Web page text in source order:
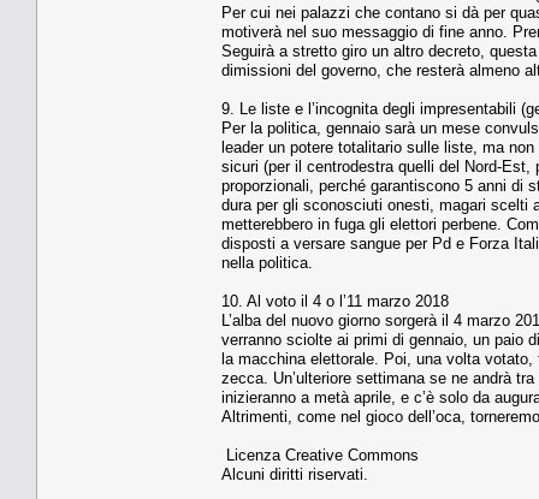
Per cui nei palazzi che contano si dà per
motiverà nel suo messaggio di fine anno.
Seguirà a stretto giro un altro decreto,
dimissioni del governo, che resterà almeno
9. Le liste e l’incognita degli impresentabili
Per la politica, gennaio sarà un mese
leader un potere totalitario sulle liste, ma
sicuri (per il centrodestra quelli del Nord-Est,
proporzionali, perché garantiscono 5 anni di
dura per gli sconosciuti onesti, magari scelti
metterebbero in fuga gli elettori perbene.
disposti a versare sangue per Pd e Forza
nella politica.
10. Al voto il 4 o l’11 marzo 2018
L’alba del nuovo giorno sorgerà il 4 marzo
verranno sciolte ai primi di gennaio, un paio
la macchina elettorale. Poi, una volta
zecca. Un’ulteriore settimana se ne andrà
inizieranno a metà aprile, e c’è solo da
Altrimenti, come nel gioco dell’oca,
Licenza Creative Commons
Alcuni diritti riservati.